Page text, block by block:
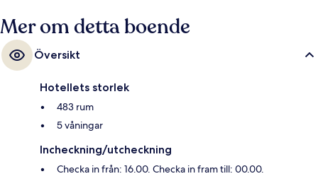
Mer om detta boende
Översikt
Hotellets storlek
483 rum
5 våningar
Incheckning/utcheckning
Checka in från: 16.00. Checka in fram till: 00.00.